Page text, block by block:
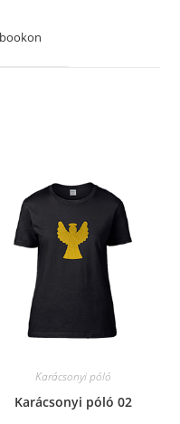
Karácsonyi póló
Karácsonyi póló 02